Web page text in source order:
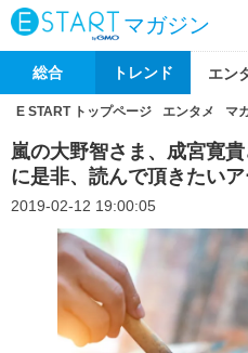
マガジン
総合 トレンド エン
E START トップページ エンタメ マ
嵐の大野智さま、成宮寛
に是非、読んで頂きたい
2019-02-12 19:00:05